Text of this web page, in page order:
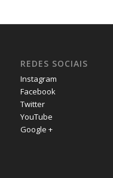
REDES SOCIAIS
Instagram
Facebook
Twitter
YouTube
Google +